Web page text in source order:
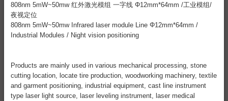
808nm 5mW~50mw 红外激光模组 一字线 Φ12mm*64mm /工业模组/
夜视定位
808nm 5mW~50mw Infrared laser module Line Φ12mm*64mm /
Industrial Modules / Night vision positioning
Products are mainly used in various mechanical processing, stone
cutting location, locate tire production, woodworking machinery, textile
and garment positioning, industrial equipment, cast line instrument
type laser light source, laser leveling instrument, laser medical